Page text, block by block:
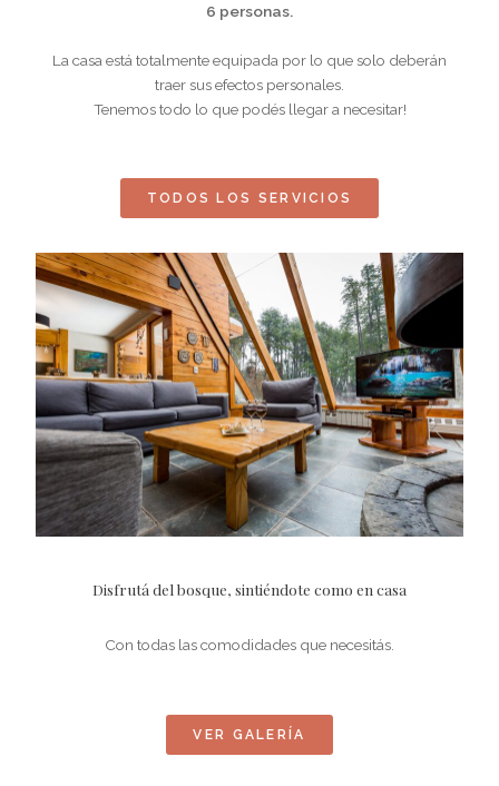
6 personas.
La casa está totalmente equipada por lo que solo deberán
traer sus efectos personales.
Tenemos todo lo que podés llegar a necesitar!
TODOS LOS SERVICIOS
Disfrutá del bosque, sintiéndote como en casa
Con todas las comodidades que necesitás.
VER GALERÍA